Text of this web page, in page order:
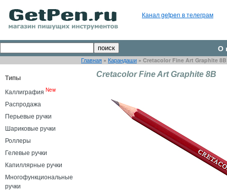
Канал getpen в телеграм
О
Главная » Карандаши » Cretacolor Fine Art Graphite 8B
Типы
Каллиграфия New
Распродажа
Перьевые ручки
Шариковые ручки
Роллеры
Гелевые ручки
Капиллярные ручки
Многофункциональные
ручки
Cretacolor Fine Art Graphite 8B